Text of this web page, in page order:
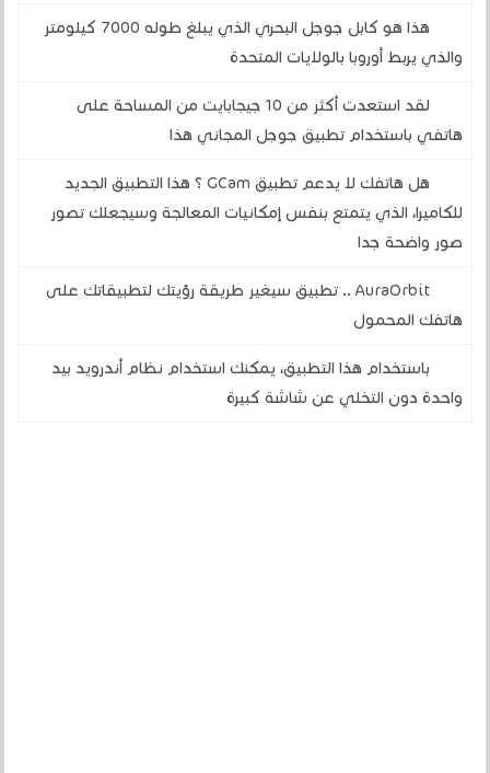
هذا هو كابل جوجل البحري الذي يبلغ طوله 7000 كيلومتر
والذي يربط أوروبا بالولايات المتحدة
لقد استعدت أكثر من 10 جيجابايت من المساحة على
هاتفي باستخدام تطبيق جوجل المجاني هذا
هل هاتفك لا يدعم تطبيق GCam ؟ هذا التطبيق الجديد
للكاميرا، الذي يتمتع بنفس إمكانيات المعالجة وسيجعلك تصور
صور واضحة جدا
AuraOrbit .. تطبيق سيغير طريقة رؤيتك لتطبيقاتك على
هاتفك المحمول
باستخدام هذا التطبيق، يمكنك استخدام نظام أندرويد بيد
واحدة دون التخلي عن شاشة كبيرة